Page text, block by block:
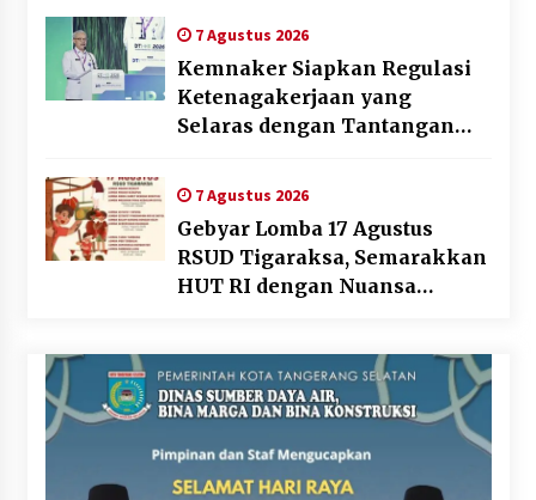
7 Agustus 2026
Kemnaker Siapkan Regulasi
Ketenagakerjaan yang
Selaras dengan Tantangan
7 Agustus 2026
Gebyar Lomba 17 Agustus
RSUD Tigaraksa, Semarakkan
HUT RI dengan Nuansa